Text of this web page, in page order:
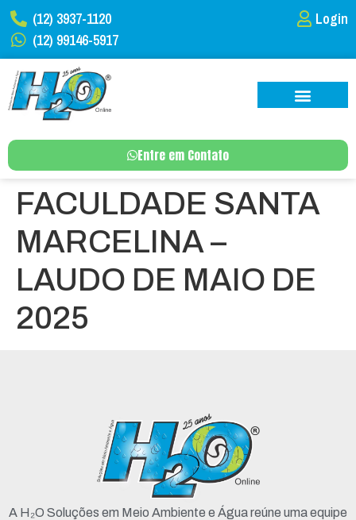
(12) 3937-1120
(12) 99146-5917
Login
Entre em Contato
FACULDADE SANTA
MARCELINA –
LAUDO DE MAIO DE
2025
A H₂O Soluções em Meio Ambiente e Água reúne uma equipe